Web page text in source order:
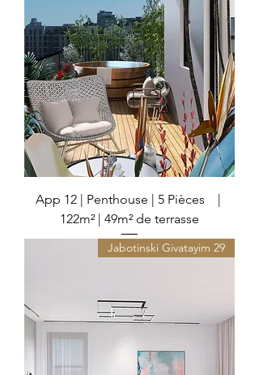
App 12 | Penthouse | 5 Pièces |
122m² | 49m² de terrasse
29 Jabotinski Givatayim